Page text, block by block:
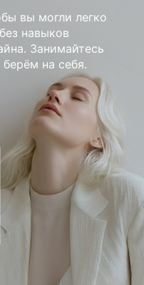
вы могли легко
навыков
Занимайтесь
на себя.